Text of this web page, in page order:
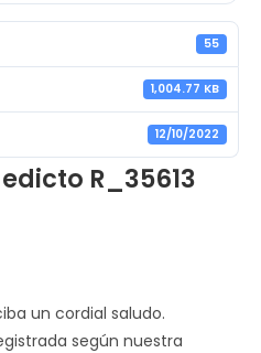
55
1,004.77 KB
12/10/2022
R_35613
un cordial saludo.
según nuestra